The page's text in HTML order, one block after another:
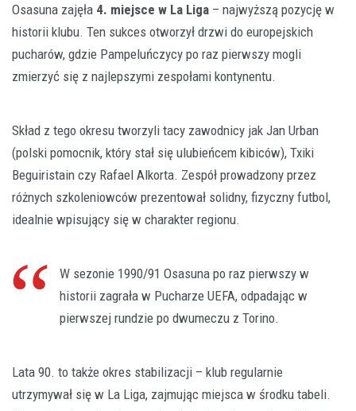
Osasuna zajęła 4. miejsce w La Liga – najwyższą pozycję w
historii klubu. Ten sukces otworzył drzwi do europejskich
pucharów, gdzie Pampeluńczycy po raz pierwszy mogli
zmierzyć się z najlepszymi zespołami kontynentu.
Skład z tego okresu tworzyli tacy zawodnicy jak Jan Urban
(polski pomocnik, który stał się ulubieńcem kibiców), Txiki
Beguiristain czy Rafael Alkorta. Zespół prowadzony przez
różnych szkoleniowców prezentował solidny, fizyczny futbol,
idealnie wpisujący się w charakter regionu.
W sezonie 1990/91 Osasuna po raz pierwszy w
historii zagrała w Pucharze UEFA, odpadając w
pierwszej rundzie po dwumeczu z Torino.
Lata 90. to także okres stabilizacji – klub regularnie
utrzymywał się w La Liga, zajmując miejsca w środku tabeli.